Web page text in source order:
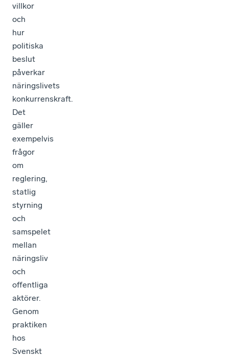
villkor
och
hur
politiska
beslut
påverkar
näringslivets
konkurrenskraft.
Det
gäller
exempelvis
frågor
om
reglering,
statlig
styrning
och
samspelet
mellan
näringsliv
och
offentliga
aktörer.
Genom
praktiken
hos
Svenskt